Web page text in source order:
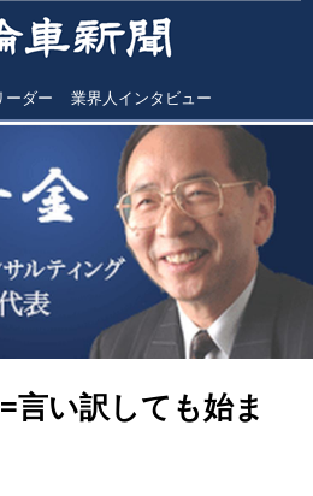
ーダー 業界人インタビュー
言い訳しても始ま